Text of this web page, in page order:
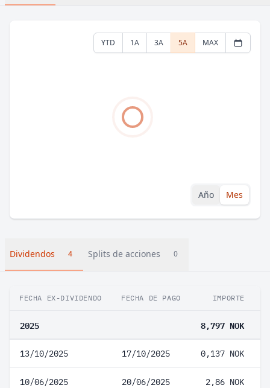
YTD 1A 3A 5A MAX
Año Mes
Dividendos 4 Splits de acciones 0
FECHA EX-DIVIDENDO FECHA DE PAGO IMPORTE
2025 8,797 NOK
13/10/2025 17/10/2025 0,137 NOK
10/06/2025 20/06/2025 2,86 NOK